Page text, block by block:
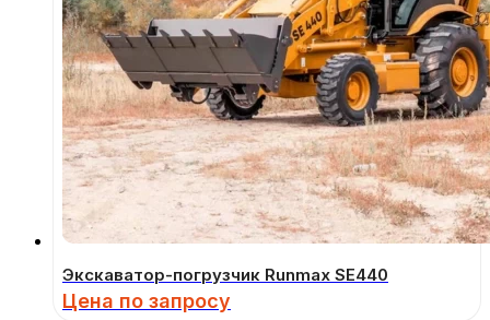
Экскаватор-погрузчик Runmax SE440
Цена по запросу